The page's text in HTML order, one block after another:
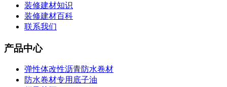
装修建材知识
装修建材百科
联系我们
产品中心
弹性体改性沥青防水卷材
防水卷材专用底子油